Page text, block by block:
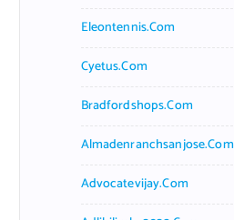
Eleontennis.com
Cyetus.com
Bradfordshops.com
Almadenranchsanjose.com
Advocatevijay.com